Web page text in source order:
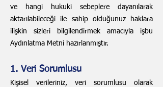
ve hangi hukuki sebeplere dayanılarak
aktarılabileceği ile sahip olduğunuz haklara
ilişkin sizleri bilgilendirmek amacıyla işbu
Aydınlatma Metni hazırlanmıştır.
1. Veri Sorumlusu
Kişisel verileriniz, veri sorumlusu olarak